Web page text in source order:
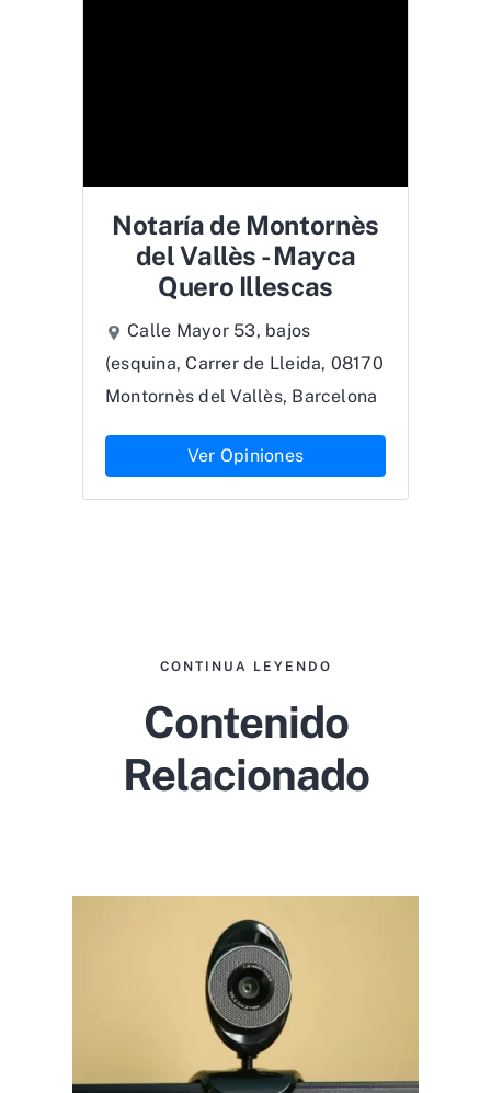
Notaría de Montornès
del Vallès - Mayca
Quero Illescas
Calle Mayor 53, bajos
(esquina, Carrer de Lleida, 08170
Montornès del Vallès, Barcelona
Ver Opiniones
CONTINUA LEYENDO
Contenido
Relacionado